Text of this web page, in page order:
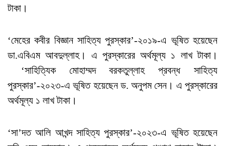
টাকা।
‘মেহের কবীর বিজ্ঞান সাহিত্য পুরস্কার’-২০১৯-এ ভূষিত হয়েছেন
ডা.এবিএম আবদুল্লাহ। এ পুরস্কারের অর্থমূল্য ১ লাখ টাকা।
‘সাহিত্যিক মোহাম্মদ বরকতুল্লাহ প্রবন্ধ সাহিত্য
পুরস্কার’-২০২৩-এ ভূষিত হয়েছেন ড. অনুপম সেন। এ পুরস্কারের
অর্থমূল্য ১ লাখ টাকা।
‘সা’দত আলি আখন্দ সাহিত্য পুরস্কার’-২০২৩-এ ভূষিত হয়েছেন